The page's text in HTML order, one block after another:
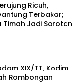
Ricuh,
Terbakar;
Jadi Sorotan
XIX/TT, Kodim
Rombongan